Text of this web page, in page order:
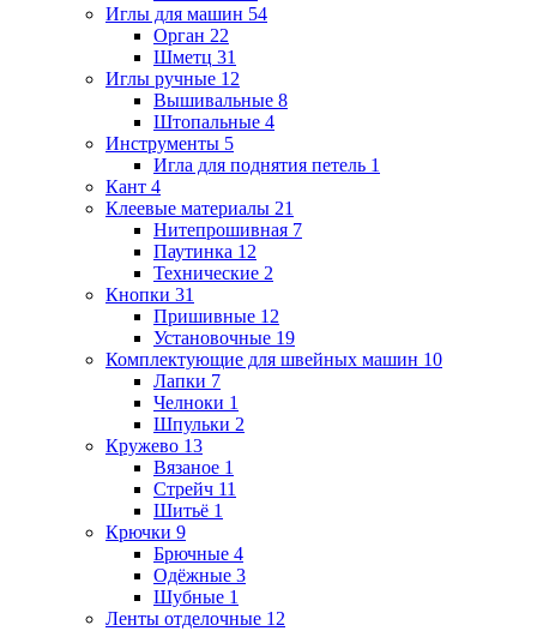
Иглы для машин 54
Орган 22
Шметц 31
Иглы ручные 12
Вышивальные 8
Штопальные 4
Инструменты 5
Игла для поднятия петель 1
Кант 4
Клеевые материалы 21
Нитепрошивная 7
Паутинка 12
Технические 2
Кнопки 31
Пришивные 12
Установочные 19
Комплектующие для швейных машин 10
Лапки 7
Челноки 1
Шпульки 2
Кружево 13
Вязаное 1
Стрейч 11
Шитьё 1
Крючки 9
Брючные 4
Одёжные 3
Шубные 1
Ленты отделочные 12